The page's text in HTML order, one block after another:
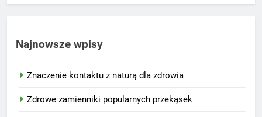
Najnowsze wpisy
Znaczenie kontaktu z naturą dla zdrowia
Zdrowe zamienniki popularnych przekąsek